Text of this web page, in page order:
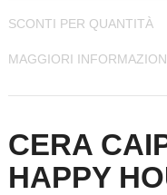
SCONTI PER QUANTITÀ
MAGGIORI
CERA
HAPPY